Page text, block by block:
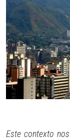
Este contexto